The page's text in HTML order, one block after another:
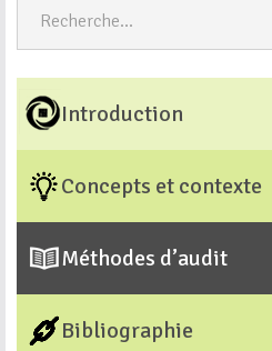
Introduction
Concepts et contexte
Méthodes d’audit
Bibliographie